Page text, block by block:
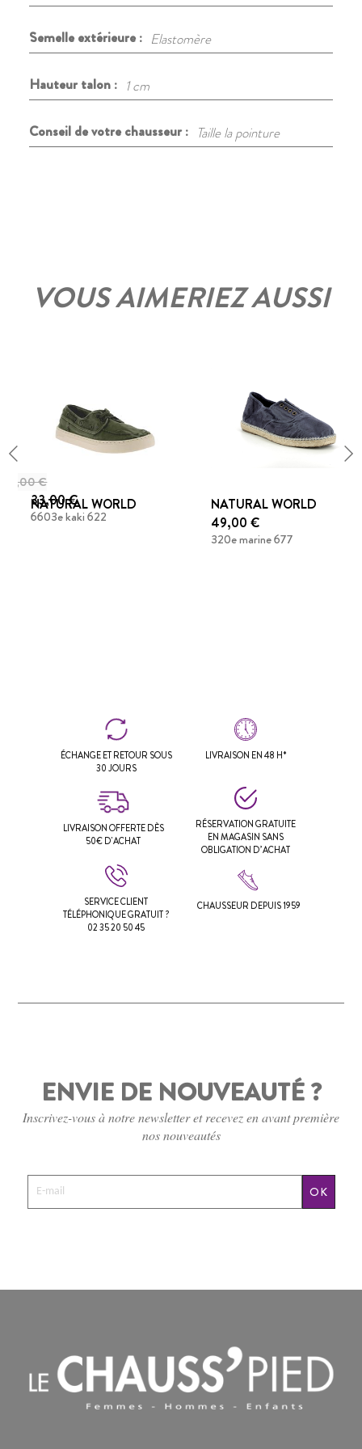
Semelle extérieure : Elastomère
Hauteur talon : 1 cm
Conseil de votre chausseur : Taille la pointure
VOUS AIMERIEZ AUSSI
NATURAL WORLD
55,00 €
33,00 €
6603e kaki 622
NATURAL WORLD
49,00 €
320e marine 677
ÉCHANGE ET RETOUR SOUS
30 JOURS
LIVRAISON EN 48 H*
LIVRAISON OFFERTE DÈS
50€ D'ACHAT
RÉSERVATION GRATUITE
EN MAGASIN SANS
OBLIGATION D’ACHAT
SERVICE CLIENT
TÉLÉPHONIQUE GRATUIT ?
02 35 20 50 45
CHAUSSEUR DEPUIS 1959
ENVIE DE NOUVEAUTÉ ?
Inscrivez-vous à notre newsletter et recevez en avant première
nos nouveautés
OK